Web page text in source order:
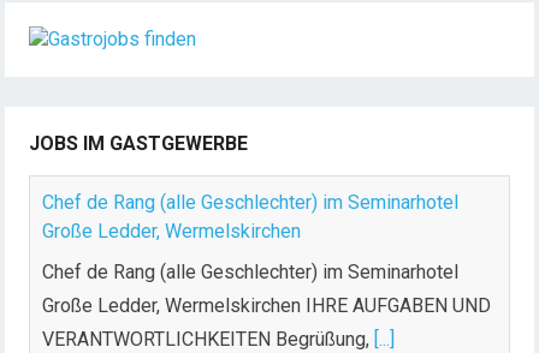
JOBS IM GASTGEWERBE
Chef de Rang (alle Geschlechter) im Seminarhotel
Große Ledder, Wermelskirchen
Chef de Rang (alle Geschlechter) im Seminarhotel
Große Ledder, Wermelskirchen IHRE AUFGABEN UND
VERANTWORTLICHKEITEN Begrüßung, [...]